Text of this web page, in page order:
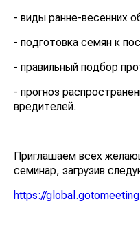
- виды ранне-весенних
- подготовка семян к
- правильный подбор
- прогноз
вредителей.
Приглашаем всех
семинар, загрузив
https://